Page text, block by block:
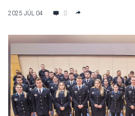
2025 JÚL 04 0